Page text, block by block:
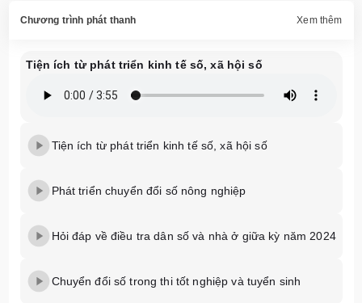
Chương trình phát thanh Xem thêm
Tiện ích từ phát triển kinh tế số, xã hội số
Tiện ích từ phát triển kinh tế số, xã hội số
Phát triển chuyển đổi số nông nghiệp
Hỏi đáp về điều tra dân số và nhà ở giữa kỳ năm 2024
Chuyển đổi số trong thi tốt nghiệp và tuyển sinh